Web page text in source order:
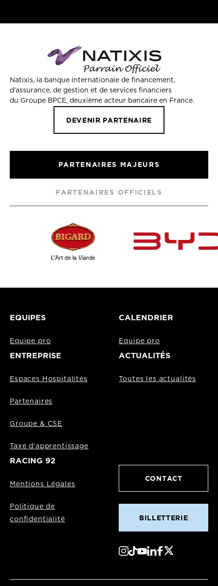
Natixis, la banque internationale de financement,
d’assurance, de gestion et de services financiers
du Groupe BPCE, deuxième acteur bancaire en France.
DEVENIR PARTENAIRE
PARTENAIRES MAJEURS
PARTENAIRES OFFICIELS
EQUIPES
Equipe pro
CALENDRIER
Equipe pro
ENTREPRISE
Espaces Hospitalités
Partenaires
Groupe & CSE
Taxe d'apprentissage
ACTUALITÉS
Toutes les actualités
RACING 92
Mentions Légales
Politique de
confidentialité
CONTACT
BILLETTERIE